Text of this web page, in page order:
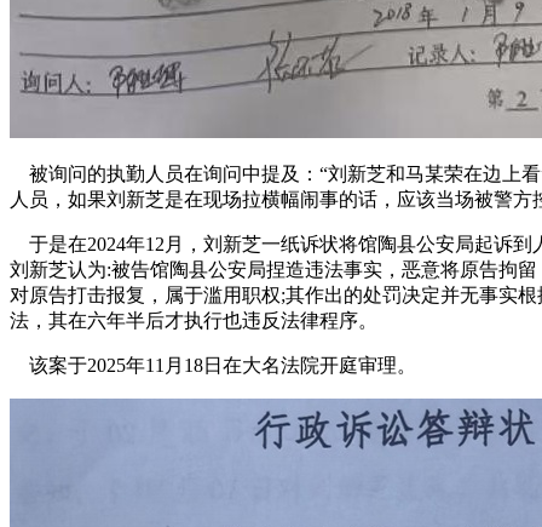
被询问的执勤人员在询问中提及：“刘新芝和马某荣在边上
人员，如果刘新芝是在现场拉横幅闹事的话，应该当场被警方
于是在2024年12月，刘新芝一纸诉状将馆陶县公安局起诉
刘新芝认为:被告馆陶县公安局捏造违法事实，恶意将原告拘
对原告打击报复，属于滥用职权;其作出的处罚决定并无事实
法，其在六年半后才执行也违反法律程序。
该案于2025年11月18日在大名法院开庭审理。